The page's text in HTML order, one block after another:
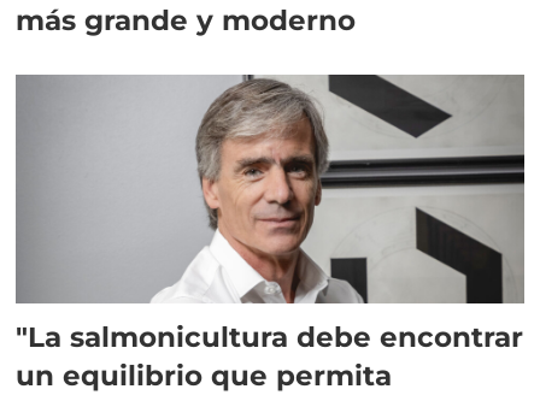
más grande y moderno
"La salmonicultura debe encontrar
un equilibrio que permita